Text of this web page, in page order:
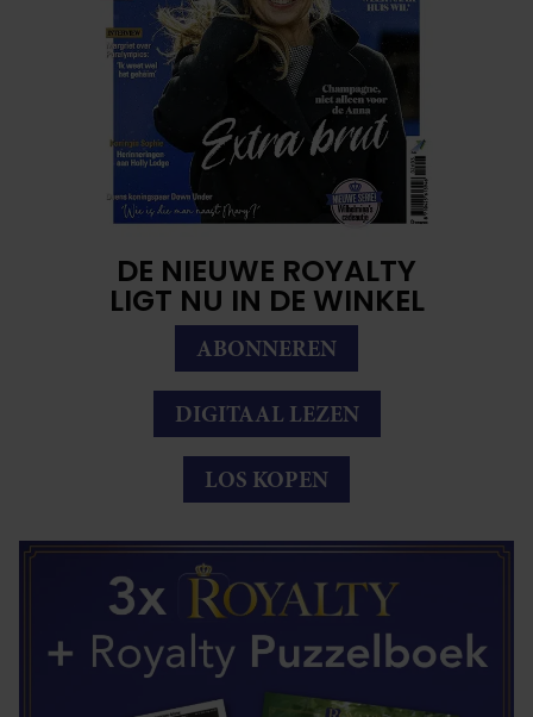
DE NIEUWE ROYALTY
LIGT NU IN DE WINKEL
ABONNEREN
DIGITAAL LEZEN
LOS KOPEN